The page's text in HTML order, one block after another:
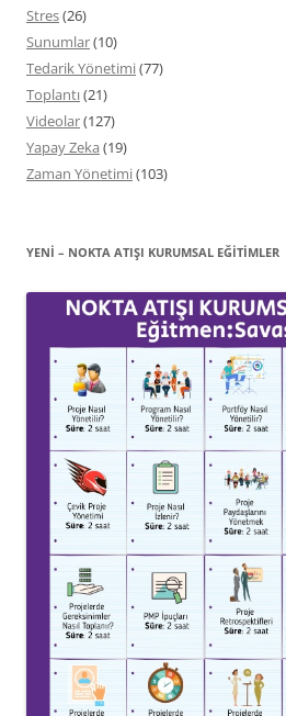
Stres(26)
Sunumlar(10)
Tedarik Yönetimi(77)
Toplantı(21)
Videolar(127)
Yapay Zeka (19)
Zaman Yönetimi(103)
YENİ – NOKTA ATIŞI KURUMSAL EĞITIMLER